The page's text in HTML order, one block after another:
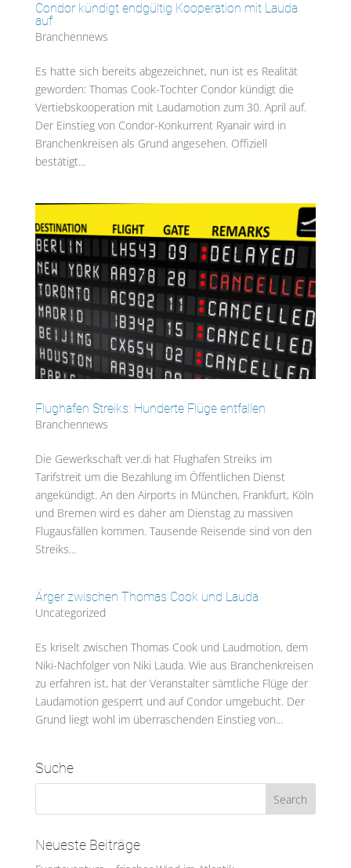
Condor kündigt endgültig Kooperation mit Lauda
auf
Branchennews
Es hatte sich bereits abgezeichnet, nun ist es Realität
geworden: Thomas Cook-Tochter Condor kündigt die
Vertiebskooperation mit Laudamotion zum 30. April auf.
Der Einstieg von Condor-Konkurrent Ryanair wird in
Branchenkreisen als Grund angesehen. Offiziell
bestätigt...
Flughafen Streiks: Hunderte Flüge entfallen
Branchennews
Die Gewerkschaft ver.di hat Flughafen Streiks im
Tarifstreit um die Bezahlung im Öffentlichen Dienst
angekündigt. An den Airports in München, Frankfurt, Köln
und Bremen wird es daher am Dienstag zu massiven
Flugausfällen kommen. Tausende Reisende sind von den
Streiks...
Ärger zwischen Thomas Cook und Lauda
Uncategorized
Es kriselt zwischen Thomas Cook und Laudmotion, dem
Niki-Nachfolger von Niki Lauda. Wie aus Branchenkreisen
zu erfahren ist, hat der Veranstalter sämtliche Flüge der
Laudamotion gesperrt und auf Condor umgebucht. Der
Grund liegt wohl im überraschenden Einstieg von...
Suche
Neueste Beiträge